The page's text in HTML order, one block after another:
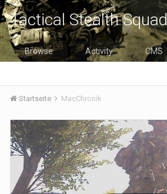
Tactical Stealth Squad
Browse Activity CMS
Startseite MacChronik